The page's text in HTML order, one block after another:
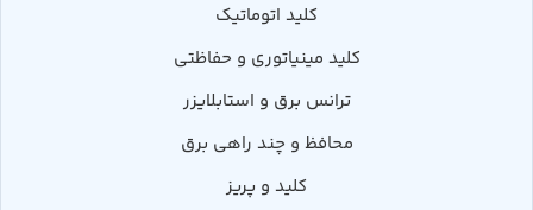
کلید اتوماتیک
کلید مینیاتوری و حفاظتی
ترانس برق و استابلایزر
محافظ و چند راهی برق
کلید و پریز